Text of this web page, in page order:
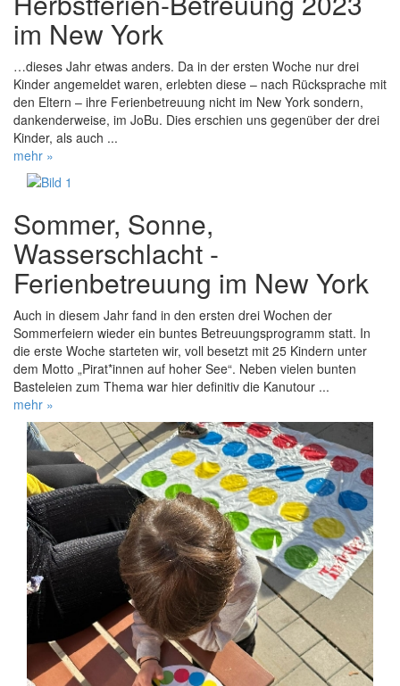
im New York
…dieses Jahr etwas anders. Da in der ersten Woche nur drei
Kinder angemeldet waren, erlebten diese – nach Rücksprache mit
den Eltern – ihre Ferienbetreuung nicht im New York sondern,
dankenderweise, im JoBu. Dies erschien uns gegenüber der drei
Kinder, als auch ...
mehr »
Sommer, Sonne,
Wasserschlacht -
Ferienbetreuung im New York
Auch in diesem Jahr fand in den ersten drei Wochen der
Sommerfeiern wieder ein buntes Betreuungsprogramm statt. In
die erste Woche starteten wir, voll besetzt mit 25 Kindern unter
dem Motto „Pirat*innen auf hoher See“. Neben vielen bunten
Basteleien zum Thema war hier definitiv die Kanutour ...
mehr »